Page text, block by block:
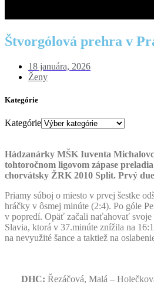
Štvorgólová prehra v
18 januára, 2026
Ženy
Kategórie
Kategórie
Hádzanárky MŠK Iuventa
tohtoročnom ligovom zápase
chorvátsky ŽRK 2010 Split. Prvý
Priamy súboj o miesto v prvej šestke
hráčky v ôsmej minúte (2:4). Po góle
v popredí. Opäť začali naťahovať svoje
Slavia, ktorá v 37.minúte znížila na
na nevyužité šance a taktiež na
DHC: Řezáčová, Malá –